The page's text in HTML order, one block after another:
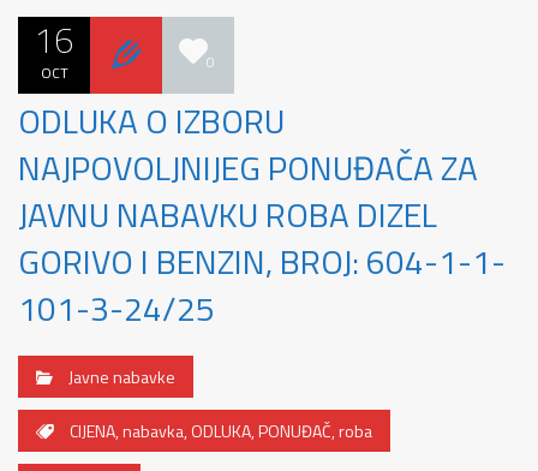
16
OCT 0
ODLUKA O IZBORU
NAJPOVOLJNIJEG PONUĐAČA ZA
JAVNU NABAVKU ROBA DIZEL
GORIVO I BENZIN, BROJ: 604-1-1-
101-3-24/25
Javne nabavke
CIJENA,nabavka,ODLUKA,PONUĐAČ,roba